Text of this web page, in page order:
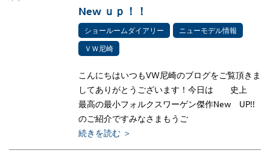
New ｕｐ！！
ショールームダイアリー
ニューモデル情報
ＶＷ尼崎
こんにちはいつもVW尼崎のブログをご覧頂きま
してありがとうございます！今日は 史上
最高の最小フォルクスワーゲン傑作New UP!!
のご紹介ですみなさまもうご
続きを読む ＞